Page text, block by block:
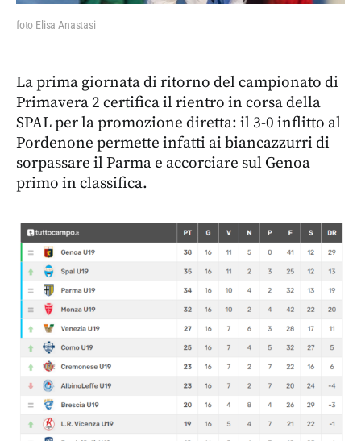
foto Elisa Anastasi
La prima giornata di ritorno del campionato di
Primavera 2 certifica il rientro in corsa della
SPAL per la promozione diretta: il 3-0 inflitto al
Pordenone permette infatti ai biancazzurri di
sorpassare il Parma e accorciare sul Genoa
primo in classifica.